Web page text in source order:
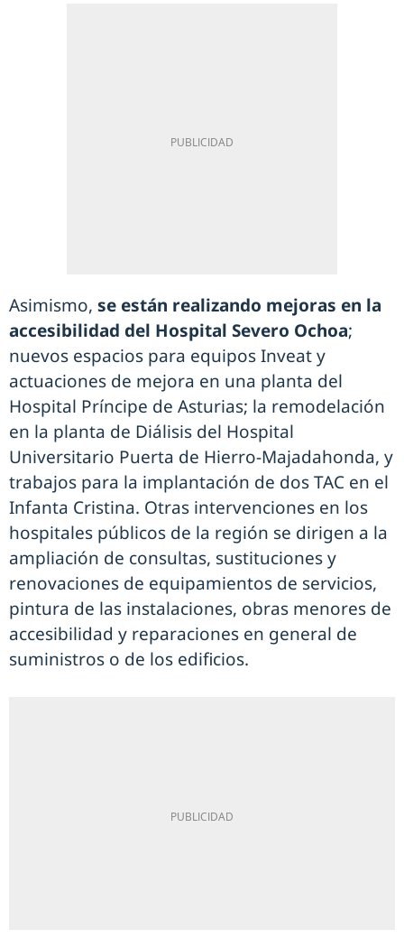
Asimismo, se están realizando mejoras en la
accesibilidad del Hospital Severo Ochoa;
nuevos espacios para equipos Inveat y
actuaciones de mejora en una planta del
Hospital Príncipe de Asturias; la remodelación
en la planta de Diálisis del Hospital
Universitario Puerta de Hierro-Majadahonda, y
trabajos para la implantación de dos TAC en el
Infanta Cristina. Otras intervenciones en los
hospitales públicos de la región se dirigen a la
ampliación de consultas, sustituciones y
renovaciones de equipamientos de servicios,
pintura de las instalaciones, obras menores de
accesibilidad y reparaciones en general de
suministros o de los edificios.